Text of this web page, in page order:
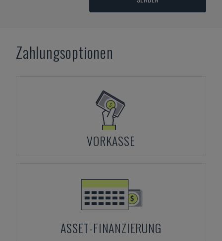
Zahlungsoptionen
VORKASSE
ASSET-FINANZIERUNG